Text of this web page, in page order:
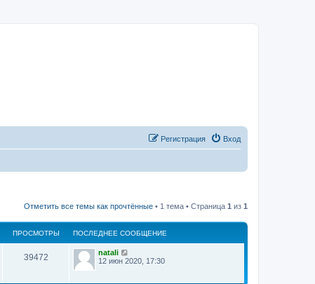
Вход
Регистрация
Отметить все темы как прочтённые • 1 тема • Страница 1 из 1
ПРОСМОТРЫ ПОСЛЕДНЕЕ СООБЩЕНИЕ
39472
natali
12 июн 2020, 17:30